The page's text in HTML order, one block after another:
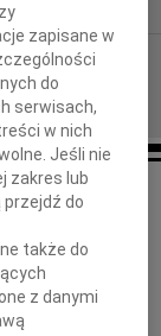
umierają młodo
zapisane w
do
serwisach,
w nich
Jeśli nie
zakres lub
do
także do
z danymi